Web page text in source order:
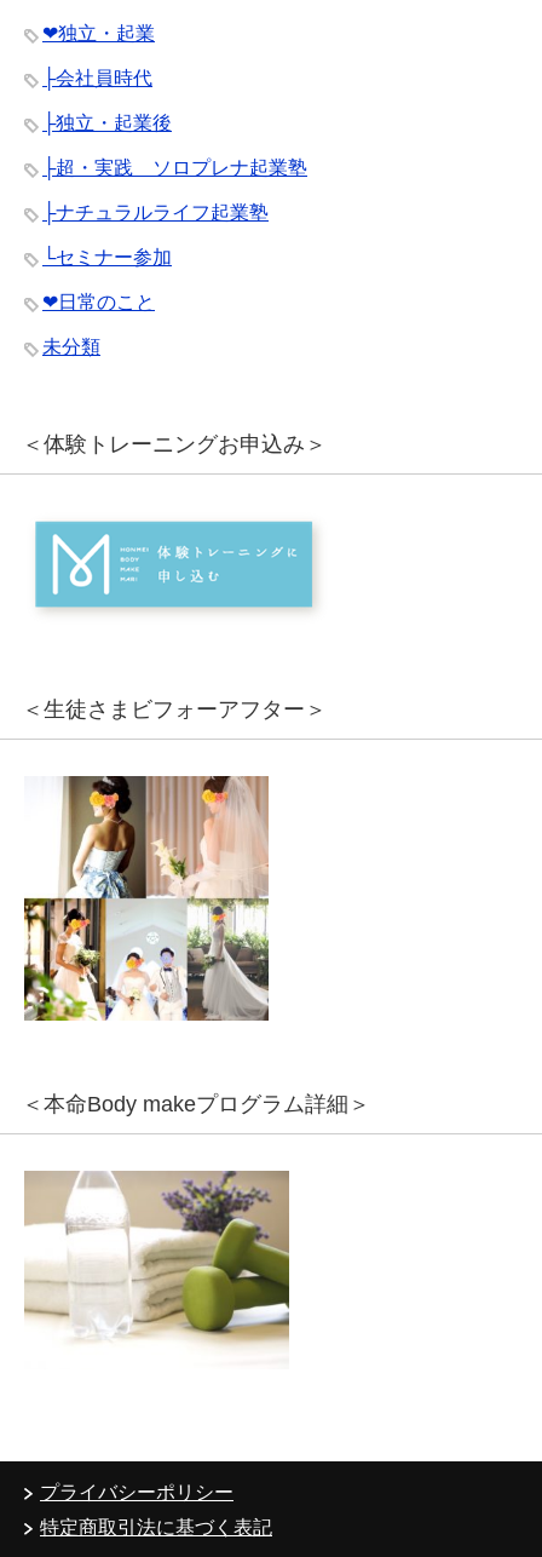
❤︎独立・起業
├会社員時代
├独立・起業後
├超・実践 ソロプレナ起業塾
├ナチュラルライフ起業塾
└セミナー参加
❤︎日常のこと
未分類
＜体験トレーニングお申込み＞
＜生徒さまビフォーアフター＞
＜本命Body makeプログラム詳細＞
プライバシーポリシー
特定商取引法に基づく表記